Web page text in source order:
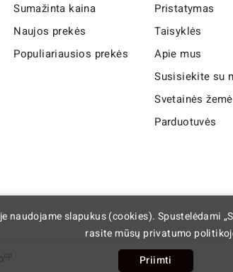
Sumažinta kaina
Naujos prekės
Populiariausios prekės
Pristatymas
Taisyklės
Apie mus
Susisiekite su
Svetainės
Parduotuvės
slapukus (cookies).
rasite mūsų privatumo
Priimti
cp